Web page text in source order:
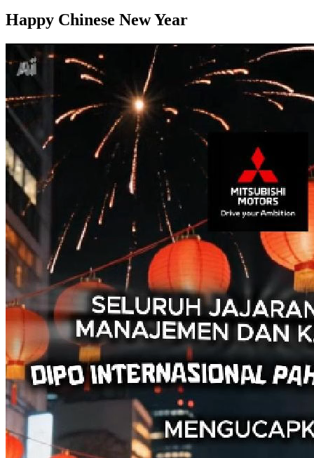
Happy Chinese New Year